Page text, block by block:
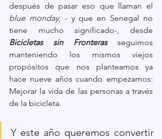
blue monday, - y que en Senegal no
Bicicletas sin Fronteras seguimos
manteniendo los mismos viejos
propósitos que nos planteamos ya
hace nueve años cuando empezamos:
Mejorar la vida de las personas a través
de la bicicleta.
Y este año queremos convertir